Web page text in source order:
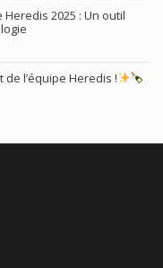
2025 : Un outil
l’équipe Heredis !